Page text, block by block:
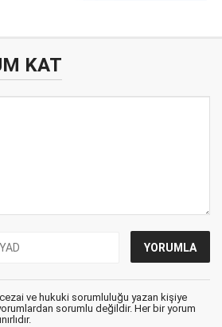
KAT
cezai ve hukuki sorumluluğu yazan kişiye
sorumlu değildir. Her bir yorum